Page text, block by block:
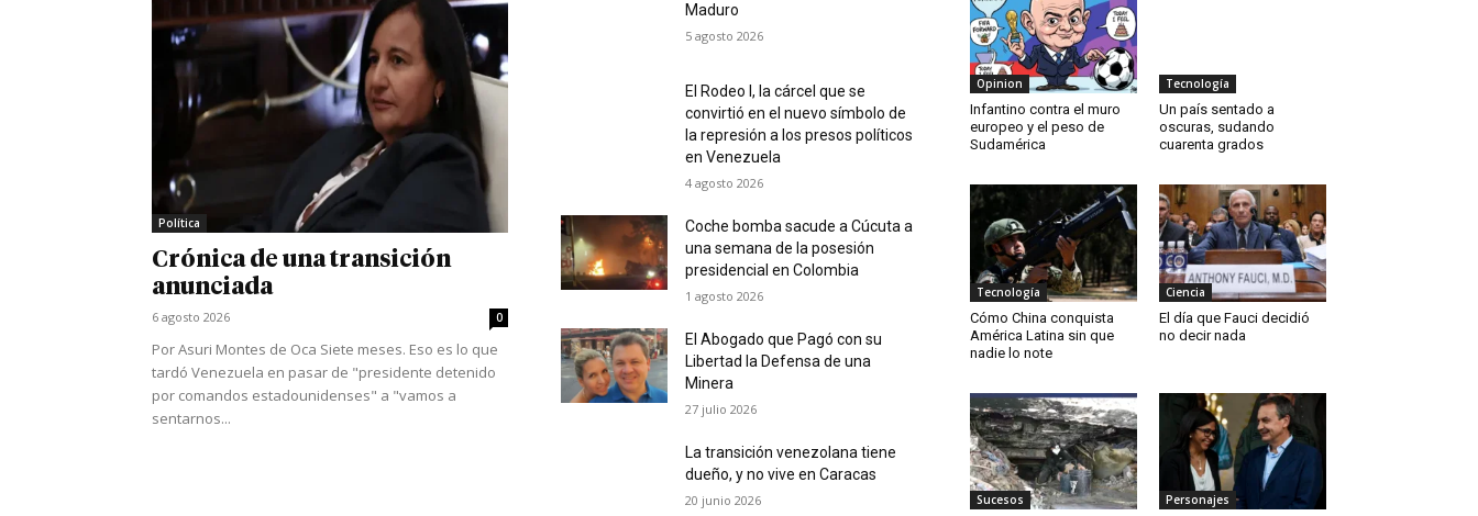
Política
Crónica de una transición
anunciada
6 agosto 2026 0
Por Asuri Montes de Oca Siete meses. Eso es lo que
tardó Venezuela en pasar de "presidente detenido
por comandos estadounidenses" a "vamos a
sentarnos...
Maduro
5 agosto 2026
El Rodeo I, la cárcel que se
convirtió en el nuevo símbolo de
la represión a los presos políticos
en Venezuela
4 agosto 2026
Coche bomba sacude a Cúcuta a
una semana de la posesión
presidencial en Colombia
1 agosto 2026
El Abogado que Pagó con su
Libertad la Defensa de una
Minera
27 julio 2026
La transición venezolana tiene
dueño, y no vive en Caracas
20 junio 2026
Opinion
Infantino contra el muro
europeo y el peso de
Sudamérica
Tecnología
Un país sentado a
oscuras, sudando
cuarenta grados
Tecnología
Cómo China conquista
América Latina sin que
nadie lo note
Ciencia
El día que Fauci decidió
no decir nada
Sucesos Personajes